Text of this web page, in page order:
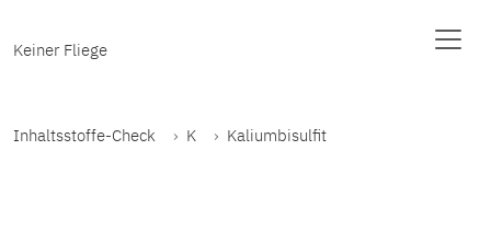
Keiner Fliege
Inhaltsstoffe-Check K Kaliumbisulfit